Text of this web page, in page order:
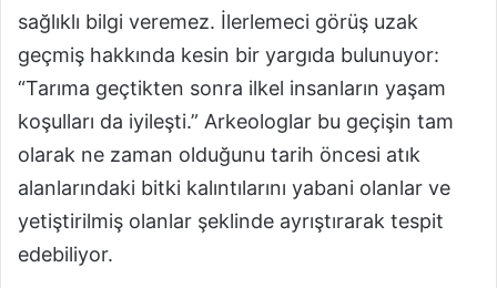
sağlıklı bilgi veremez. İlerlemeci görüş uzak
geçmiş hakkında kesin bir yargıda bulunuyor:
“Tarıma geçtikten sonra ilkel insanların yaşam
koşulları da iyileşti.” Arkeologlar bu geçişin tam
olarak ne zaman olduğunu tarih öncesi atık
alanlarındaki bitki kalıntılarını yabani olanlar ve
yetiştirilmiş olanlar şeklinde ayrıştırarak tespit
edebiliyor.